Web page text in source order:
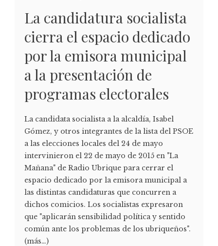
La candidatura socialista
cierra el espacio dedicado
por la emisora municipal
a la presentación de
programas electorales
La candidata socialista a la alcaldía, Isabel
Gómez, y otros integrantes de la lista del PSOE
a las elecciones locales del 24 de mayo
intervinieron el 22 de mayo de 2015 en "La
Mañana" de Radio Ubrique para cerrar el
espacio dedicado por la emisora municipal a
las distintas candidaturas que concurren a
dichos comicios. Los socialistas expresaron
que "aplicarán sensibilidad política y sentido
común ante los problemas de los ubriqueños".
(más…)